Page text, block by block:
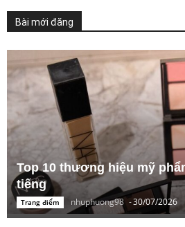
Bài mới đăng
Top 10 thương hiệu mỹ
tiếng
Trang điểm nhuphuong98 -30/07/2026